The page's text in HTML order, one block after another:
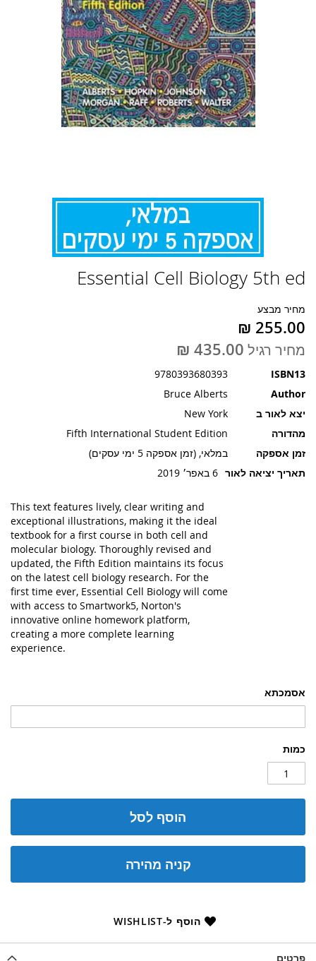
אסמכתא
כמות
הוסף לסל
קניה מהירה
הוסף ל-WISHLIST
Essential Cell Biology 5th ed
מחיר מבצע
מחיר רגיל
ISBN13
9780393680393
Author
Bruce Alberts
יצא לאור ב
New York
מהדורה
Fifth International Student Edition
זמן אספקה
במלאי, (זמן אספקה 5 ימי עסקים)
תאריך יציאה לאור 6 באפר׳ 2019
This text features lively, clear writing and
exceptional illustrations, making it the ideal
textbook for a first course in both cell and
molecular biology. Thoroughly revised and
updated, the Fifth Edition maintains its focus
on the latest cell biology research. For the
first time ever, Essential Cell Biology will come
with access to Smartwork5, Norton's
innovative online homework platform,
creating a more complete learning
experience.
להתחלה
גלריית
תמונות
פרטים